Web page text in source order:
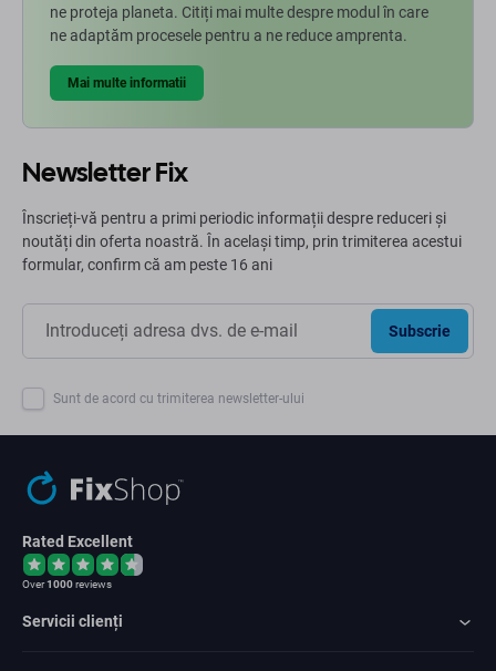
ne proteja planeta. Citiți mai multe despre modul în care
ne adaptăm procesele pentru a ne reduce amprenta.
Mai multe informatii
Newsletter Fix
Înscrieți-vă pentru a primi periodic informații despre reduceri și
noutăți din oferta noastră. În același timp, prin trimiterea acestui
formular, confirm că am peste 16 ani
Subscrie
Sunt de acord cu trimiterea newsletter-ului
Rated Excellent
Over1000reviews
Servicii clienți